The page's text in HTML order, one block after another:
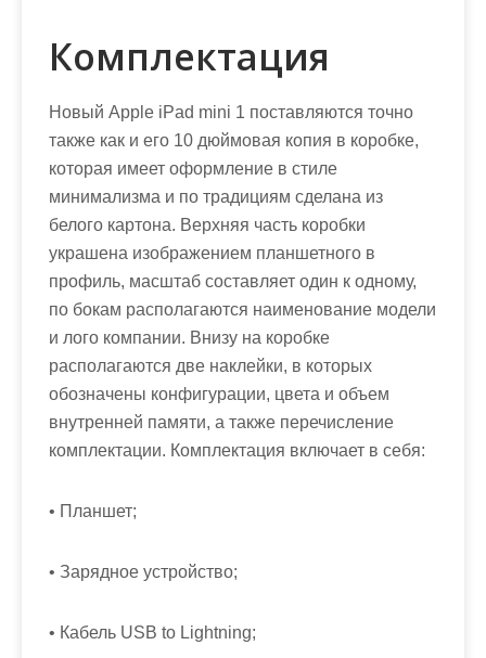
Комплектация
Новый Apple iPad mini 1 поставляются точно
также как и его 10 дюймовая копия в коробке,
которая имеет оформление в стиле
минимализма и по традициям сделана из
белого картона. Верхняя часть коробки
украшена изображением планшетного в
профиль, масштаб составляет один к одному,
по бокам располагаются наименование модели
и лого компании. Внизу на коробке
располагаются две наклейки, в которых
обозначены конфигурации, цвета и объем
внутренней памяти, а также перечисление
комплектации. Комплектация включает в себя:
• Планшет;
• Зарядное устройство;
• Кабель USB to Lightning;